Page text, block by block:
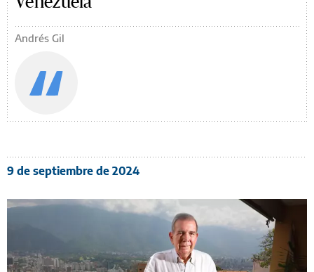
Andrés Gil
9 de septiembre de 2024